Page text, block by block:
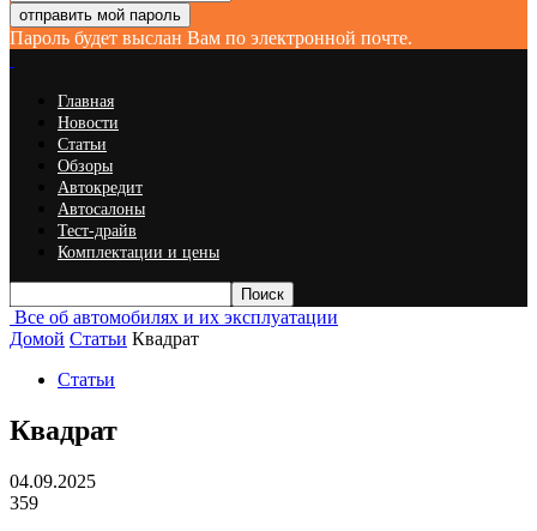
Пароль будет выслан Вам по электронной почте.
Главная
Новости
Статьи
Обзоры
Автокредит
Автосалоны
Тест-драйв
Комплектации и цены
Все об автомобилях и их эксплуатации
Домой Статьи Квадрат
Статьи
Квадрат
04.09.2025
359